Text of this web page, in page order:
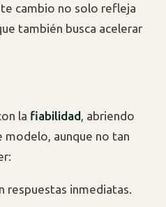
cambio no solo refleja
también busca acelerar
la fiabilidad , abriendo
modelo, aunque no tan
respuestas inmediatas.